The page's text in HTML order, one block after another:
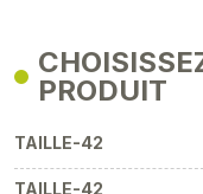
PRODUIT
TAILLE-42
TAILLE-42